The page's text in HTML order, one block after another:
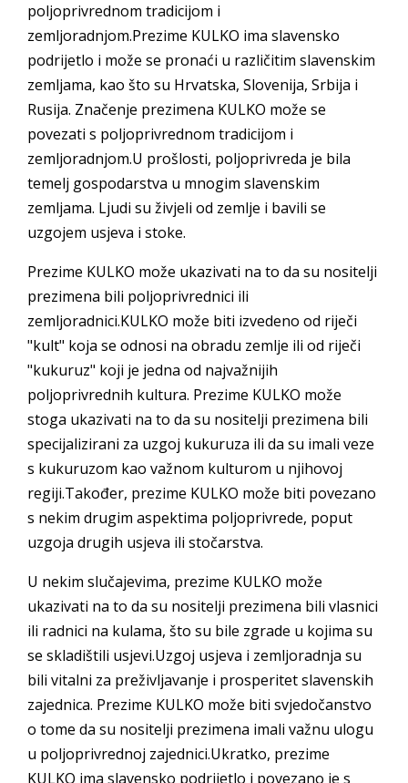
poljoprivrednom tradicijom i
zemljoradnjom.Prezime KULKO ima slavensko
podrijetlo i može se pronaći u različitim slavenskim
zemljama, kao što su Hrvatska, Slovenija, Srbija i
Rusija. Značenje prezimena KULKO može se
povezati s poljoprivrednom tradicijom i
zemljoradnjom.U prošlosti, poljoprivreda je bila
temelj gospodarstva u mnogim slavenskim
zemljama. Ljudi su živjeli od zemlje i bavili se
uzgojem usjeva i stoke.
Prezime KULKO može ukazivati na to da su nositelji
prezimena bili poljoprivrednici ili
zemljoradnici.KULKO može biti izvedeno od riječi
"kult" koja se odnosi na obradu zemlje ili od riječi
"kukuruz" koji je jedna od najvažnijih
poljoprivrednih kultura. Prezime KULKO može
stoga ukazivati na to da su nositelji prezimena bili
specijalizirani za uzgoj kukuruza ili da su imali veze
s kukuruzom kao važnom kulturom u njihovoj
regiji.Također, prezime KULKO može biti povezano
s nekim drugim aspektima poljoprivrede, poput
uzgoja drugih usjeva ili stočarstva.
U nekim slučajevima, prezime KULKO može
ukazivati na to da su nositelji prezimena bili vlasnici
ili radnici na kulama, što su bile zgrade u kojima su
se skladištili usjevi.Uzgoj usjeva i zemljoradnja su
bili vitalni za preživljavanje i prosperitet slavenskih
zajednica. Prezime KULKO može biti svjedočanstvo
o tome da su nositelji prezimena imali važnu ulogu
u poljoprivrednoj zajednici.Ukratko, prezime
KULKO ima slavensko podrijetlo i povezano je s